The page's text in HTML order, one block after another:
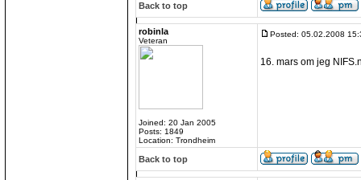
Back to top
robinla
Veteran
Joined: 20 Jan 2005
Posts: 1849
Location: Trondheim
Posted: 05.02.2008
16. mars om jeg
Back to top